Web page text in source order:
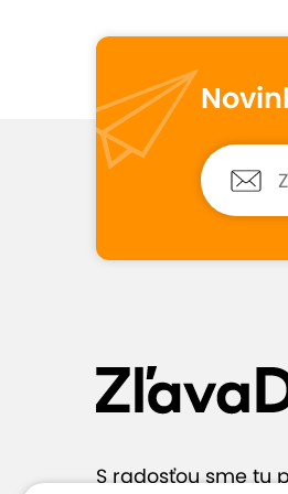
31.
Hodnotené:
Úprava
S radosťou sme tu